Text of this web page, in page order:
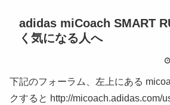
adidas miCoach SMART
く気になる人へ
下記のフォーラム、左上にある
クすると http://micoach.adidas.com/